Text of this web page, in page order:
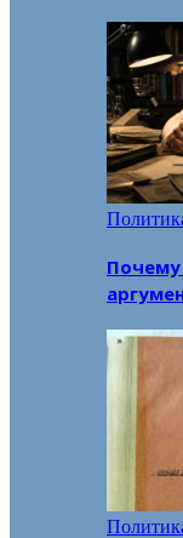
Почему